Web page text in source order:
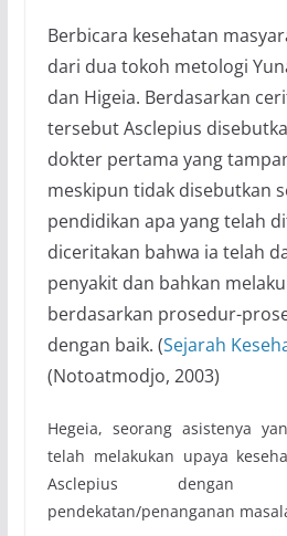
Berbicara kesehatan
dari dua tokoh metologi
dan Higeia. Berdasarkan
tersebut Asclepius
dokter pertama yang
meskipun tidak disebutkan
pendidikan apa yang telah
diceritakan bahwa ia telah
penyakit dan bahkan
berdasarkan prosedur-
dengan baik. (Sejarah
(Notoatmodjo, 2003)
Hegeia, seorang asistenya
telah melakukan upaya
Asclepius dengan
pendekatan/penanganan